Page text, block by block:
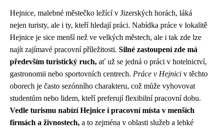
Hejnice, malebné městečko ležící v Jizerských horách, láká
nejen turisty, ale i ty, kteří hledají práci. Nabídka práce v lokalitě
Hejnice je sice menší než ve velkých městech, ale i tak zde lze
najít zajímavé pracovní příležitosti. Silné zastoupení zde má
především turistický ruch, ať už se jedná o práci v hotelnictví,
gastronomii nebo sportovních centrech. Práce v Hejnici v těchto
oborech je často sezónního charakteru, což může vyhovovat
studentům nebo lidem, kteří preferují flexibilní pracovní dobu.
Vedle turismu nabízí Hejnice i pracovní místa v menších
firmách a živnostech, a to zejména v oblasti služeb a lehké